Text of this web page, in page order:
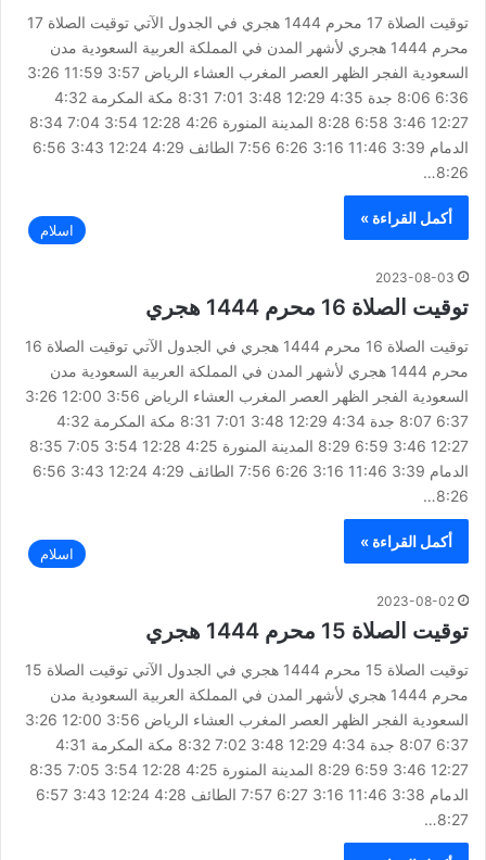
توقيت الصلاة 17 محرم 1444 هجري في الجدول الآتي توقيت الصلاة 17
محرم 1444 هجري لأشهر المدن في المملكة العربية السعودية مدن
السعودية الفجر الظهر العصر المغرب العشاء الرياض 3:57 11:59 3:26
6:36 8:06 جدة 4:35 12:29 3:48 7:01 8:31 مكة المكرمة 4:32
12:27 3:46 6:58 8:28 المدينة المنورة 4:26 12:28 3:54 7:04 8:34
الدمام 3:39 11:46 3:16 6:26 7:56 الطائف 4:29 12:24 3:43 6:56
8:26…
أكمل القراءة »
اسلام
2023-08-03
توقيت الصلاة 16 محرم 1444 هجري
توقيت الصلاة 16 محرم 1444 هجري في الجدول الآتي توقيت الصلاة 16
محرم 1444 هجري لأشهر المدن في المملكة العربية السعودية مدن
السعودية الفجر الظهر العصر المغرب العشاء الرياض 3:56 12:00 3:26
6:37 8:07 جدة 4:34 12:29 3:48 7:01 8:31 مكة المكرمة 4:32
12:27 3:46 6:59 8:29 المدينة المنورة 4:25 12:28 3:54 7:05 8:35
الدمام 3:39 11:46 3:16 6:26 7:56 الطائف 4:29 12:24 3:43 6:56
8:26…
أكمل القراءة »
اسلام
2023-08-02
توقيت الصلاة 15 محرم 1444 هجري
توقيت الصلاة 15 محرم 1444 هجري في الجدول الآتي توقيت الصلاة 15
محرم 1444 هجري لأشهر المدن في المملكة العربية السعودية مدن
السعودية الفجر الظهر العصر المغرب العشاء الرياض 3:56 12:00 3:26
6:37 8:07 جدة 4:34 12:29 3:48 7:02 8:32 مكة المكرمة 4:31
12:27 3:46 6:59 8:29 المدينة المنورة 4:25 12:28 3:54 7:05 8:35
الدمام 3:38 11:46 3:16 6:27 7:57 الطائف 4:28 12:24 3:43 6:57
8:27…